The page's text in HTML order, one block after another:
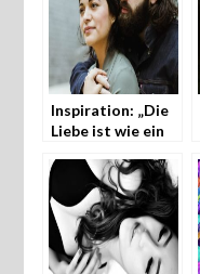
Inspiration: „Die
Liebe ist wie ein